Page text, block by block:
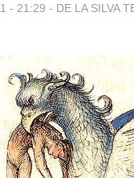
- 21:29 - DE LA SILVA